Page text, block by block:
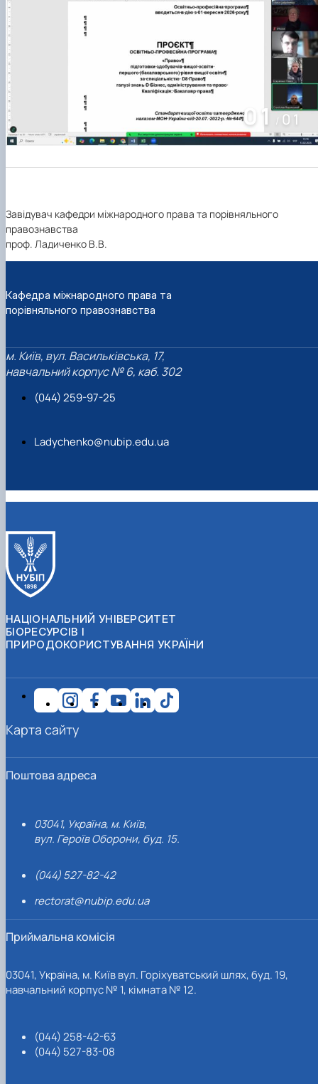
01 / 01
Завідувач кафедри міжнародного права та порівняльного
правознавства
проф. Ладиченко В.В.
Кафедра міжнародного права та
порівняльного правознавства
м. Київ, вул. Васильківська, 17,
навчальний корпус № 6, каб. 302
(044) 259-97-25
Ladychenko@nubip.edu.ua
НАЦІОНАЛЬНИЙ УНІВЕРСИТЕТ
БІОРЕСУРСІВ І
ПРИРОДОКОРИСТУВАННЯ УКРАЇНИ
Поштова адреса
03041, Україна, м. Київ,
вул. Героїв Оборони, буд. 15.
(044) 527-82-42
rectorat@nubip.edu.ua
Приймальна комісія
03041, Україна, м. Київ вул. Горіхуватський шлях, буд. 19,
навчальний корпус № 1, кімната № 12.
(044) 258-42-63
(044) 527-83-08
Карта сайту